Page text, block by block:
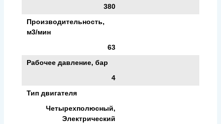
380
Производительность,
м3/мин
63
Рабочее давление, бар
4
Тип двигателя
Четырехполюсный,
Электрический